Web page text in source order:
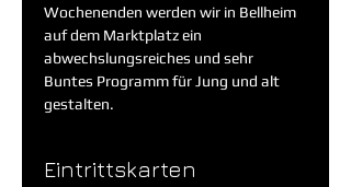
Wochenenden werden wir in Bellheim
auf dem Marktplatz ein
abwechslungsreiches und sehr
Buntes Programm für Jung und alt
gestalten.
Eintrittskarten